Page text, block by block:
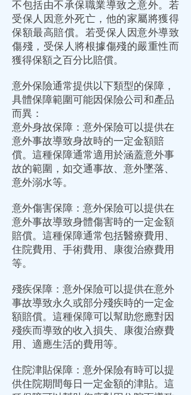
不包括由不承保職業導致之意外。若
受保人因意外死亡，他的家屬將獲得
保額最高賠償。若受保人因意外導致
傷殘，受保人將根據傷殘的嚴重性而
獲得保額之百分比賠償。
意外保險通常提供以下類型的保障，
具體保障範圍可能因保險公司和產品
而異：​
意外身故保障：意外保險可以提供在
意外事故導致身故時的一定金額賠
償。這種保障通常適用於涵蓋意外事
故的範圍，如交通事故、意外墜落、
意外溺水等。
意外傷害保障：意外保險可以提供在
意外事故導致身體傷害時的一定金額
賠償。這種保障通常包括醫療費用、
住院費用、手術費用、康復治療費用
等。
殘疾保障：意外保險可以提供在意外
事故導致永久或部分殘疾時的一定金
額賠償。這種保障可以幫助您應對因
殘疾而導致的收入損失、康復治療費
用、適應生活的費用等。
住院津貼保障：意外保險有時可以提
供住院期間每日一定金額的津貼。這